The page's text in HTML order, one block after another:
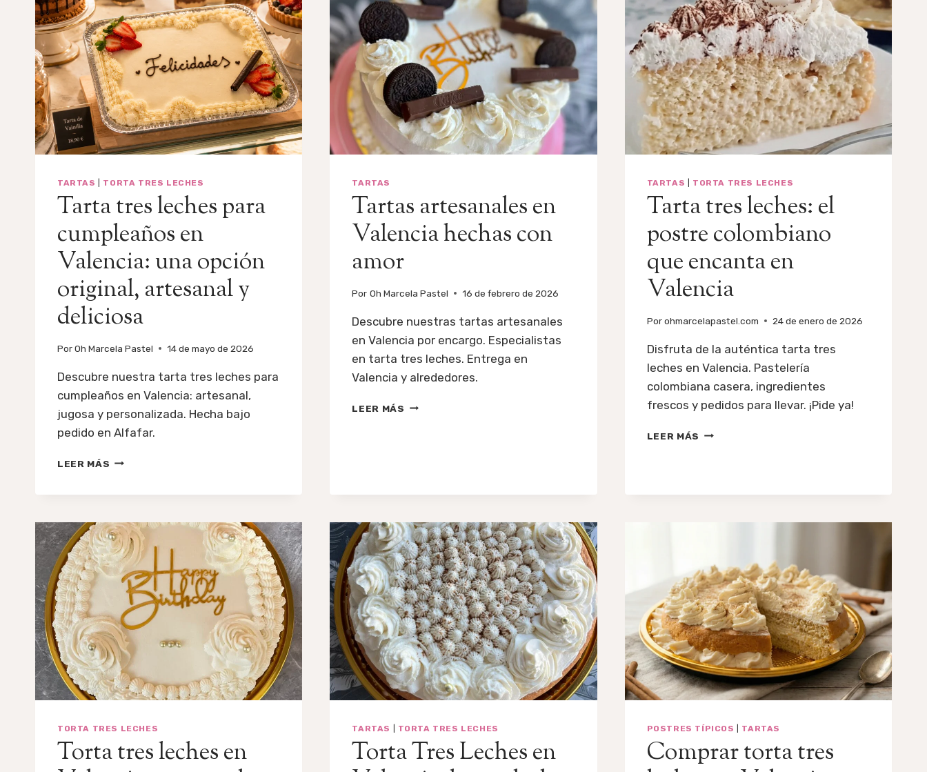
TARTAS TORTA TRES LECHES
Tarta tres leches para
cumpleaños en
Valencia: una opción
original, artesanal y
deliciosa
PorOh Marcela Pastel 14 de mayo de 2026
Descubre nuestra tarta tres leches para
cumpleaños en Valencia: artesanal,
jugosa y personalizada. Hecha bajo
pedido en Alfafar.
LEER MÁS TARTA
EN
VALENCIA:
UNA
OPCIÓN
ORIGINAL,
ARTESANAL
Y
DELICIOSA
TARTAS
Tartas artesanales en
Valencia hechas con
amor
Por Oh Marcela Pastel 16 de febrero de 2026
Descubre nuestras tartas artesanales
en Valencia por encargo. Especialistas
en tarta tres leches. Entrega en
Valencia y alrededores.
LEER MÁS TARTAS
TARTAS TORTA TRES LECHES
Tarta tres leches: el
postre colombiano
que encanta en
Valencia
Por ohmarcelapastel.com 24 de enero de 2026
Disfruta de la auténtica tarta tres
leches en Valencia. Pastelería
colombiana casera, ingredientes
frescos y pedidos para llevar. ¡Pide ya!
LEER MÁS TARTA
VALENCIA
TORTA TRES LECHES
Torta tres leches en
TARTAS TORTA TRES LECHES
Torta Tres Leches en
POSTRES TÍPICOS TARTAS
Comprar torta tres